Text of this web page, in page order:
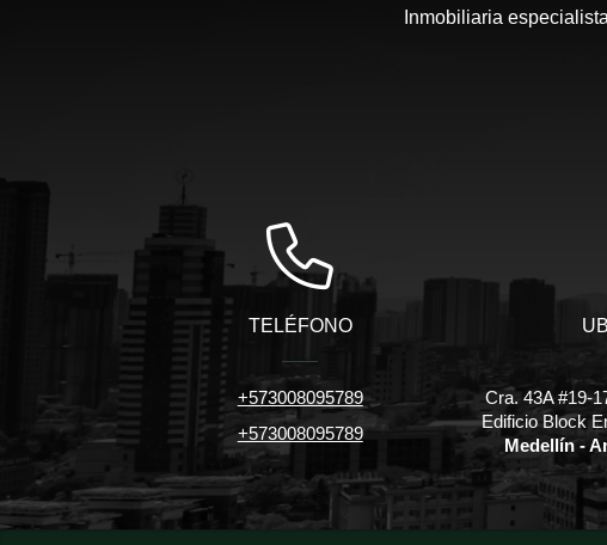
Inmobiliaria
TELÉFONO
+573008095789
+573008095789
Cra. 43A #19-
Edificio Block
Medellín -